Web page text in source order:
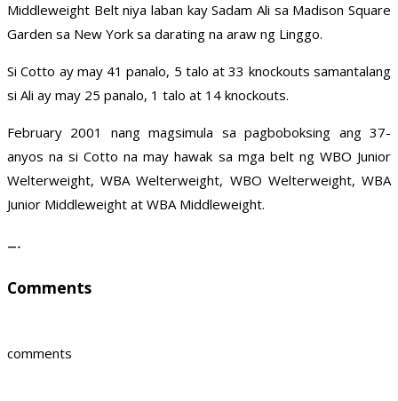
Middleweight Belt niya laban kay Sadam Ali sa Madison Square
Garden sa New York sa darating na araw ng Linggo.
Si Cotto ay may 41 panalo, 5 talo at 33 knockouts samantalang
si Ali ay may 25 panalo, 1 talo at 14 knockouts.
February 2001 nang magsimula sa pagboboksing ang 37-
anyos na si Cotto na may hawak sa mga belt ng WBO Junior
Welterweight, WBA Welterweight, WBO Welterweight, WBA
Junior Middleweight at WBA Middleweight.
—-
Comments
comments